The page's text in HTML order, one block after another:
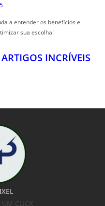
a entender os benefícios e
sua escolha!
INCRÍVEIS
CLICK